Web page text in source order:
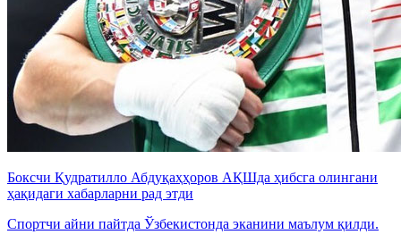
Боксчи Қудратилло Абдуқаҳҳоров АҚШда ҳибсга олингани
ҳақидаги хабарларни рад этди
Спортчи айни пайтда Ўзбекистонда эканини маълум қилди.